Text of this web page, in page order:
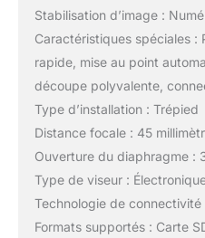
Stabilisation d’image :
Caractéristiques spéciales :
rapide, mise au point
découpe polyvalente,
Type d’installation : Trépied
Distance focale : 45
Ouverture du diaphragme :
Type de viseur :
Technologie de connectivité
Formats supportés : Carte